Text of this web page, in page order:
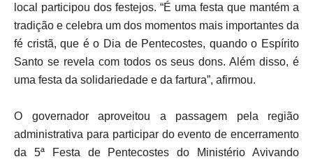
local participou dos festejos. “É uma festa que mantém a
tradição e celebra um dos momentos mais importantes da
fé cristã, que é o Dia de Pentecostes, quando o Espírito
Santo se revela com todos os seus dons. Além disso, é
uma festa da solidariedade e da fartura”, afirmou.
O governador aproveitou a passagem pela região
administrativa para participar do evento de encerramento
da 5ª Festa de Pentecostes do Ministério Avivando